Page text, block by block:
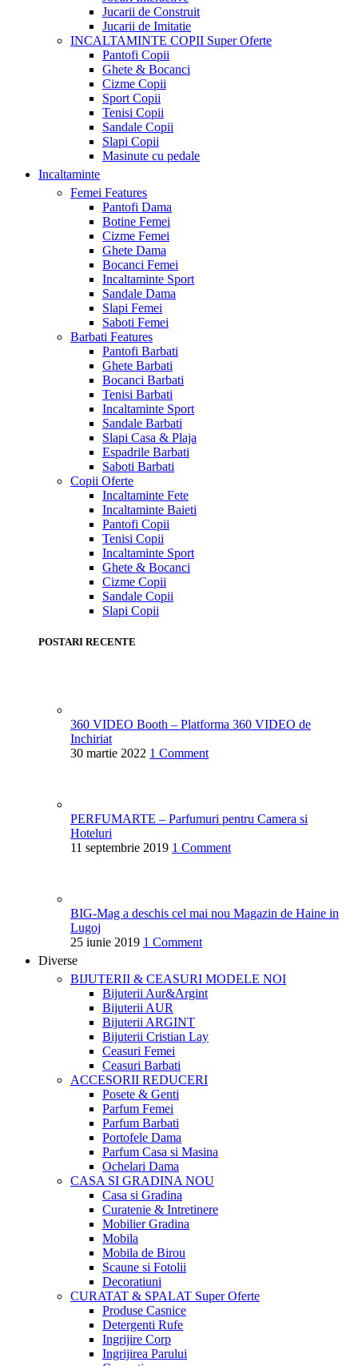
Jucarii de Construit
Jucarii de Imitatie
INCALTAMINTE COPII Super Oferte
Pantofi Copii
Ghete & Bocanci
Cizme Copii
Sport Copii
Tenisi Copii
Sandale Copii
Slapi Copii
Masinute cu pedale
Incaltaminte
Femei Features
Pantofi Dama
Botine Femei
Cizme Femei
Ghete Dama
Bocanci Femei
Incaltaminte Sport
Sandale Dama
Slapi Femei
Saboti Femei
Barbati Features
Pantofi Barbati
Ghete Barbati
Bocanci Barbati
Tenisi Barbati
Incaltaminte Sport
Sandale Barbati
Slapi Casa & Plaja
Espadrile Barbati
Saboti Barbati
Copii Oferte
Incaltaminte Fete
Incaltaminte Baieti
Pantofi Copii
Tenisi Copii
Incaltaminte Sport
Ghete & Bocanci
Cizme Copii
Sandale Copii
Slapi Copii
POSTARI RECENTE
360 VIDEO Booth – Platforma 360 VIDEO de
Inchiriat
30 martie 2022 1 Comment
PERFUMARTE – Parfumuri pentru Camera si
Hoteluri
11 septembrie 2019 1 Comment
BIG-Mag a deschis cel mai nou Magazin de Haine in
Lugoj
25 iunie 2019 1 Comment
Diverse
BIJUTERII & CEASURI MODELE NOI
Bijuterii Aur&Argint
Bijuterii AUR
Bijuterii ARGINT
Bijuterii Cristian Lay
Ceasuri Femei
Ceasuri Barbati
ACCESORII REDUCERI
Posete & Genti
Parfum Femei
Parfum Barbati
Portofele Dama
Parfum Casa si Masina
Ochelari Dama
CASA SI GRADINANOU
Casa si Gradina
Curatenie & Intretinere
Mobilier Gradina
Mobila
Mobila de Birou
Scaune si Fotolii
Decoratiuni
CURATAT & SPALAT Super Oferte
Produse Casnice
Detergenti Rufe
Ingrijire Corp
Ingrijirea Parului